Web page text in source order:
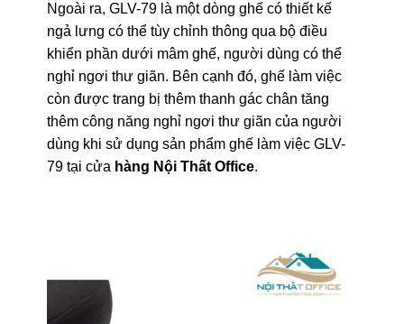
Ngoài ra, GLV-79 là một dòng ghế có thiết kế
ngả lưng có thể tùy chỉnh thông qua bộ điều
khiển phần dưới mâm ghế, người dùng có thể
nghỉ ngơi thư giãn. Bên cạnh đó, ghế làm việc
còn được trang bị thêm thanh gác chân tăng
thêm công năng nghỉ ngơi thư giãn của người
dùng khi sử dụng sản phẩm ghế làm việc GLV-
79 tại cửa hàng Nội Thất Office.